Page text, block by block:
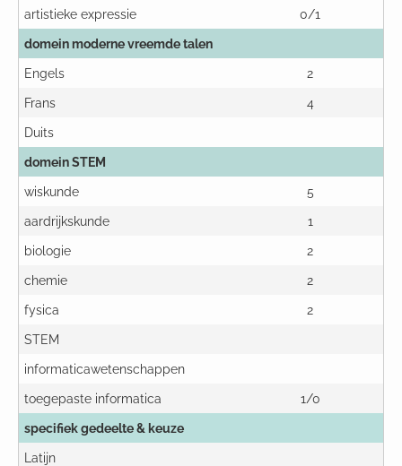
artistieke expressie
0/1
domein moderne vreemde talen
Engels
2
Frans
4
Duits
domein STEM
wiskunde
5
aardrijkskunde
1
biologie
2
chemie
2
fysica
2
STEM
informaticawetenschappen
toegepaste informatica
1/0
specifiek gedeelte & keuze
Latijn